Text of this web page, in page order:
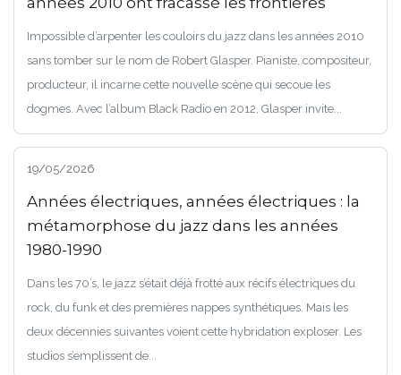
Impossible d’arpenter les couloirs du jazz dans les années 2010
sans tomber sur le nom de Robert Glasper. Pianiste, compositeur,
producteur, il incarne cette nouvelle scène qui secoue les
dogmes. Avec l’album Black Radio en 2012, Glasper invite...
19/05/2026
Années électriques, années électriques : la
métamorphose du jazz dans les années
1980-1990
Dans les 70’s, le jazz s’était déjà frotté aux récifs électriques du
rock, du funk et des premières nappes synthétiques. Mais les
deux décennies suivantes voient cette hybridation exploser. Les
studios s’emplissent de...